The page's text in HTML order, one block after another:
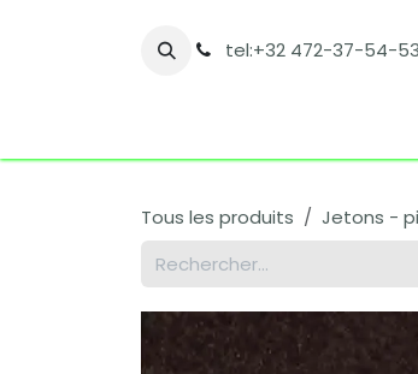
tel:+32 472-37-54-53
Tous les produits Jetons -